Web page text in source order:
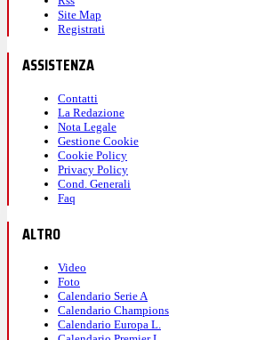
Site Map
Registrati
ASSISTENZA
Contatti
La Redazione
Nota Legale
Gestione Cookie
Cookie Policy
Privacy Policy
Cond. Generali
Faq
ALTRO
Video
Foto
Calendario Serie A
Calendario Champions
Calendario Europa L.